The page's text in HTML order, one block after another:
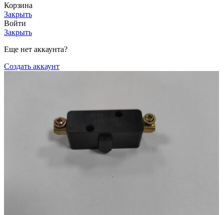
Корзина
Закрыть
Войти
Закрыть
Еще нет аккаунта?
Создать аккаунт